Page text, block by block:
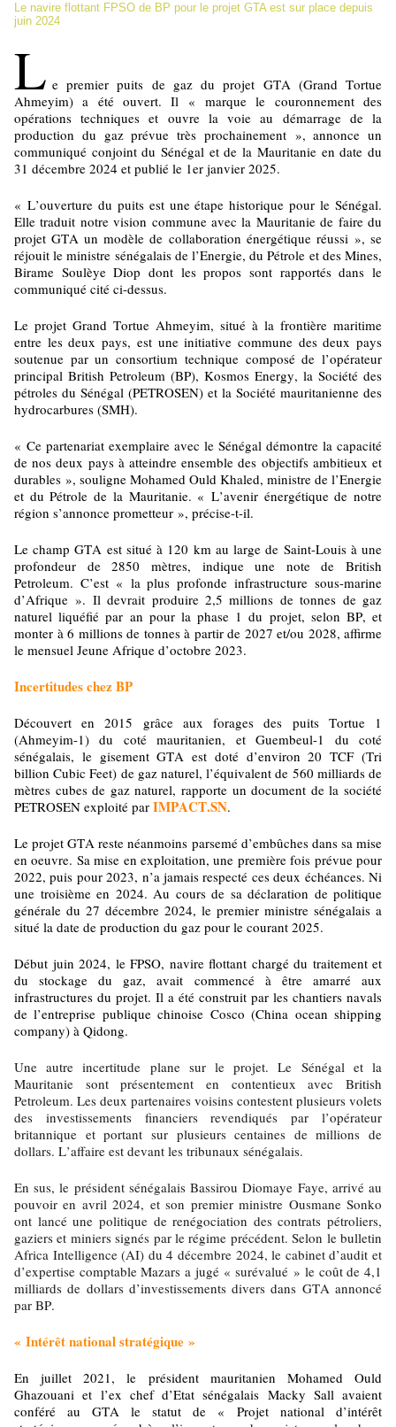
Le navire flottant FPSO de BP pour le projet GTA est sur place depuis
juin 2024
L e premier puits de gaz du projet GTA (Grand Tortue
Ahmeyim) a été ouvert. Il « marque le couronnement des
opérations techniques et ouvre la voie au démarrage de la
production du gaz prévue très prochainement », annonce un
communiqué conjoint du Sénégal et de la Mauritanie en date du
31 décembre 2024 et publié le 1er janvier 2025.
« L’ouverture du puits est une étape historique pour le Sénégal.
Elle traduit notre vision commune avec la Mauritanie de faire du
projet GTA un modèle de collaboration énergétique réussi », se
réjouit le ministre sénégalais de l’Energie, du Pétrole et des Mines,
Birame Soulèye Diop dont les propos sont rapportés dans le
communiqué cité ci-dessus.
Le projet Grand Tortue Ahmeyim, situé à la frontière maritime
entre les deux pays, est une initiative commune des deux pays
soutenue par un consortium technique composé de l’opérateur
principal British Petroleum (BP), Kosmos Energy, la Société des
pétroles du Sénégal (PETROSEN) et la Société mauritanienne des
hydrocarbures (SMH).
« Ce partenariat exemplaire avec le Sénégal démontre la capacité
de nos deux pays à atteindre ensemble des objectifs ambitieux et
durables », souligne Mohamed Ould Khaled, ministre de l’Energie
et du Pétrole de la Mauritanie. « L’avenir énergétique de notre
région s’annonce prometteur », précise-t-il.
Le champ GTA est situé à 120 km au large de Saint-Louis à une
profondeur de 2850 mètres, indique une note de British
Petroleum. C’est « la plus profonde infrastructure sous-marine
d’Afrique ». Il devrait produire 2,5 millions de tonnes de gaz
naturel liquéfié par an pour la phase 1 du projet, selon BP, et
monter à 6 millions de tonnes à partir de 2027 et/ou 2028, affirme
le mensuel Jeune Afrique d’octobre 2023.
Incertitudes chez BP
Découvert en 2015 grâce aux forages des puits Tortue 1
(Ahmeyim-1) du coté mauritanien, et Guembeul-1 du coté
sénégalais, le gisement GTA est doté d’environ 20 TCF (Tri
billion Cubic Feet) de gaz naturel, l’équivalent de 560 milliards de
mètres cubes de gaz naturel, rapporte un document de la société
PETROSEN exploité par IMPACT.SN.
Le projet GTA reste néanmoins parsemé d’embûches dans sa mise
en oeuvre. Sa mise en exploitation, une première fois prévue pour
2022, puis pour 2023, n’a jamais respecté ces deux échéances. Ni
une troisième en 2024. Au cours de sa déclaration de politique
générale du 27 décembre 2024, le premier ministre sénégalais a
situé la date de production du gaz pour le courant 2025.
Début juin 2024, le FPSO, navire flottant chargé du traitement et
du stockage du gaz, avait commencé à être amarré aux
infrastructures du projet. Il a été construit par les chantiers navals
de l’entreprise publique chinoise Cosco (China ocean shipping
company) à Qidong.
Une autre incertitude plane sur le projet. Le Sénégal et la
Mauritanie sont présentement en contentieux avec British
Petroleum. Les deux partenaires voisins contestent plusieurs volets
des investissements financiers revendiqués par l’opérateur
britannique et portant sur plusieurs centaines de millions de
dollars. L’affaire est devant les tribunaux sénégalais.
En sus, le président sénégalais Bassirou Diomaye Faye, arrivé au
pouvoir en avril 2024, et son premier ministre Ousmane Sonko
ont lancé une politique de renégociation des contrats pétroliers,
gaziers et miniers signés par le régime précédent. Selon le bulletin
Africa Intelligence (AI) du 4 décembre 2024, le cabinet d’audit et
d’expertise comptable Mazars a jugé « surévalué » le coût de 4,1
milliards de dollars d’investissements divers dans GTA annoncé
par BP.
« Intérêt national stratégique »
En juillet 2021, le président mauritanien Mohamed Ould
Ghazouani et l’ex chef d’Etat sénégalais Macky Sall avaient
conféré au GTA le statut de « Projet national d’intérêt